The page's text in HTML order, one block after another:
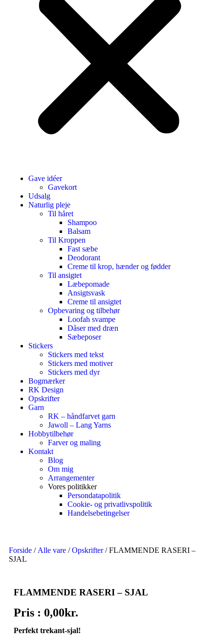
Gave idéer
Gavekort
Udsalg
Naturlig pleje
Til håret
Shampoo
Balsam
Til Kroppen
Fast sæbe
Deodorant
Creme til krop, hænder og fødder
Til ansigtet
Læbepomade
Ansigtsvask
Creme til ansigtet
Opbevaring og tilbehør
Loofah svampe
Dåser med dræn
Sæbeposer
Stickers
Stickers med tekst
Stickers med motiver
Stickers med dyr
Bogmærker
RK Design
Opskrifter
Garn
RK – håndfarvet garn
Jawoll – Lang Yarns
Hobbytilbehør
Farver og maling
Kontakt
Blog
Om mig
Arrangementer
Vores politikker
Persondatapolitik
Cookie- og privatlivspolitik
Handelsebetingelser
Forside / Alle vare /Opskrifter/ FLAMMENDE RASERI –
SJAL
FLAMMENDE RASERI – SJAL
Pris : 0,00kr.
Perfekt trekant-sjal!